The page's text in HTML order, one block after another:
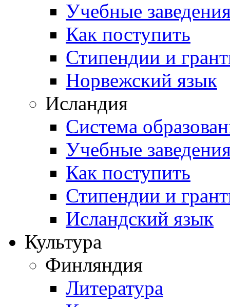
Учебные
Как поступить
Стипендии и
Норвежский язык
Исландия
Система
Учебные
Как поступить
Стипендии и
Исландский язык
Культура
Финляндия
Литература